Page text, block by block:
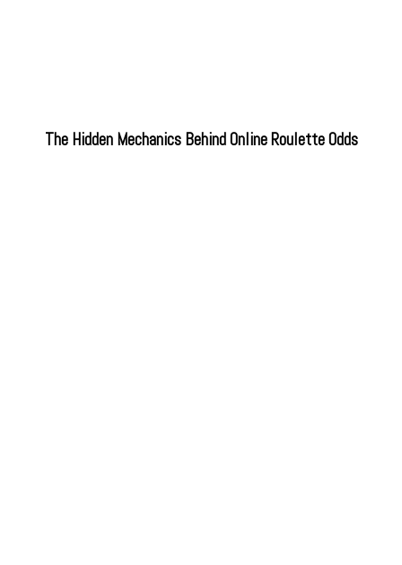
The Hidden Mechanics Behind Online Roulette Odds